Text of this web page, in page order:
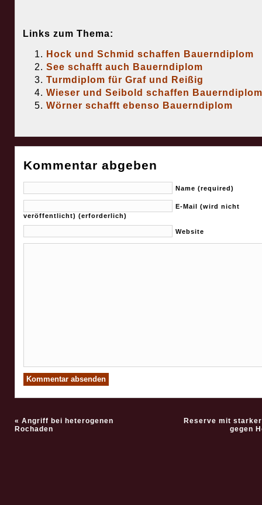
Links zum Thema:
Hock und Schmid schaffen Bauerndiplom
See schafft auch Bauerndiplom
Turmdiplom für Graf und Reißig
Wieser und Seibold schaffen Bauerndiplom
Wörner schafft ebenso Bauerndiplom
Kommentar abgeben
Name (required)
E-Mail (wird nicht
veröffentlicht) (erforderlich)
Website
« Angriff bei heterogenen
Rochaden
Reserve mit
gegen